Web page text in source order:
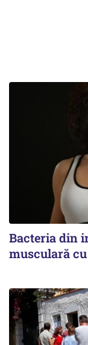
Bacteria din
musculară cu